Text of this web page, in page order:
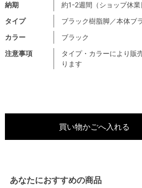
注意事項
タイプ・カラーにより販
ります
納期
約1-2週間（ショップ休業
タイプ
ブラック樹脂脚／本体ブ
カラー
ブラック
あなたにおすすめの商品